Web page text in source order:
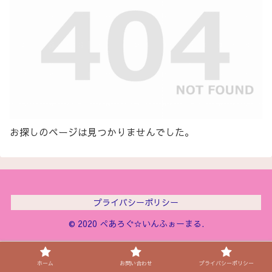
お探しのページは見つかりませんでした。
プライバシーポリシー
© 2020 ぺあろぐ☆いんふぉーまる.
ホーム お問い合わせ プライバシーポリシー